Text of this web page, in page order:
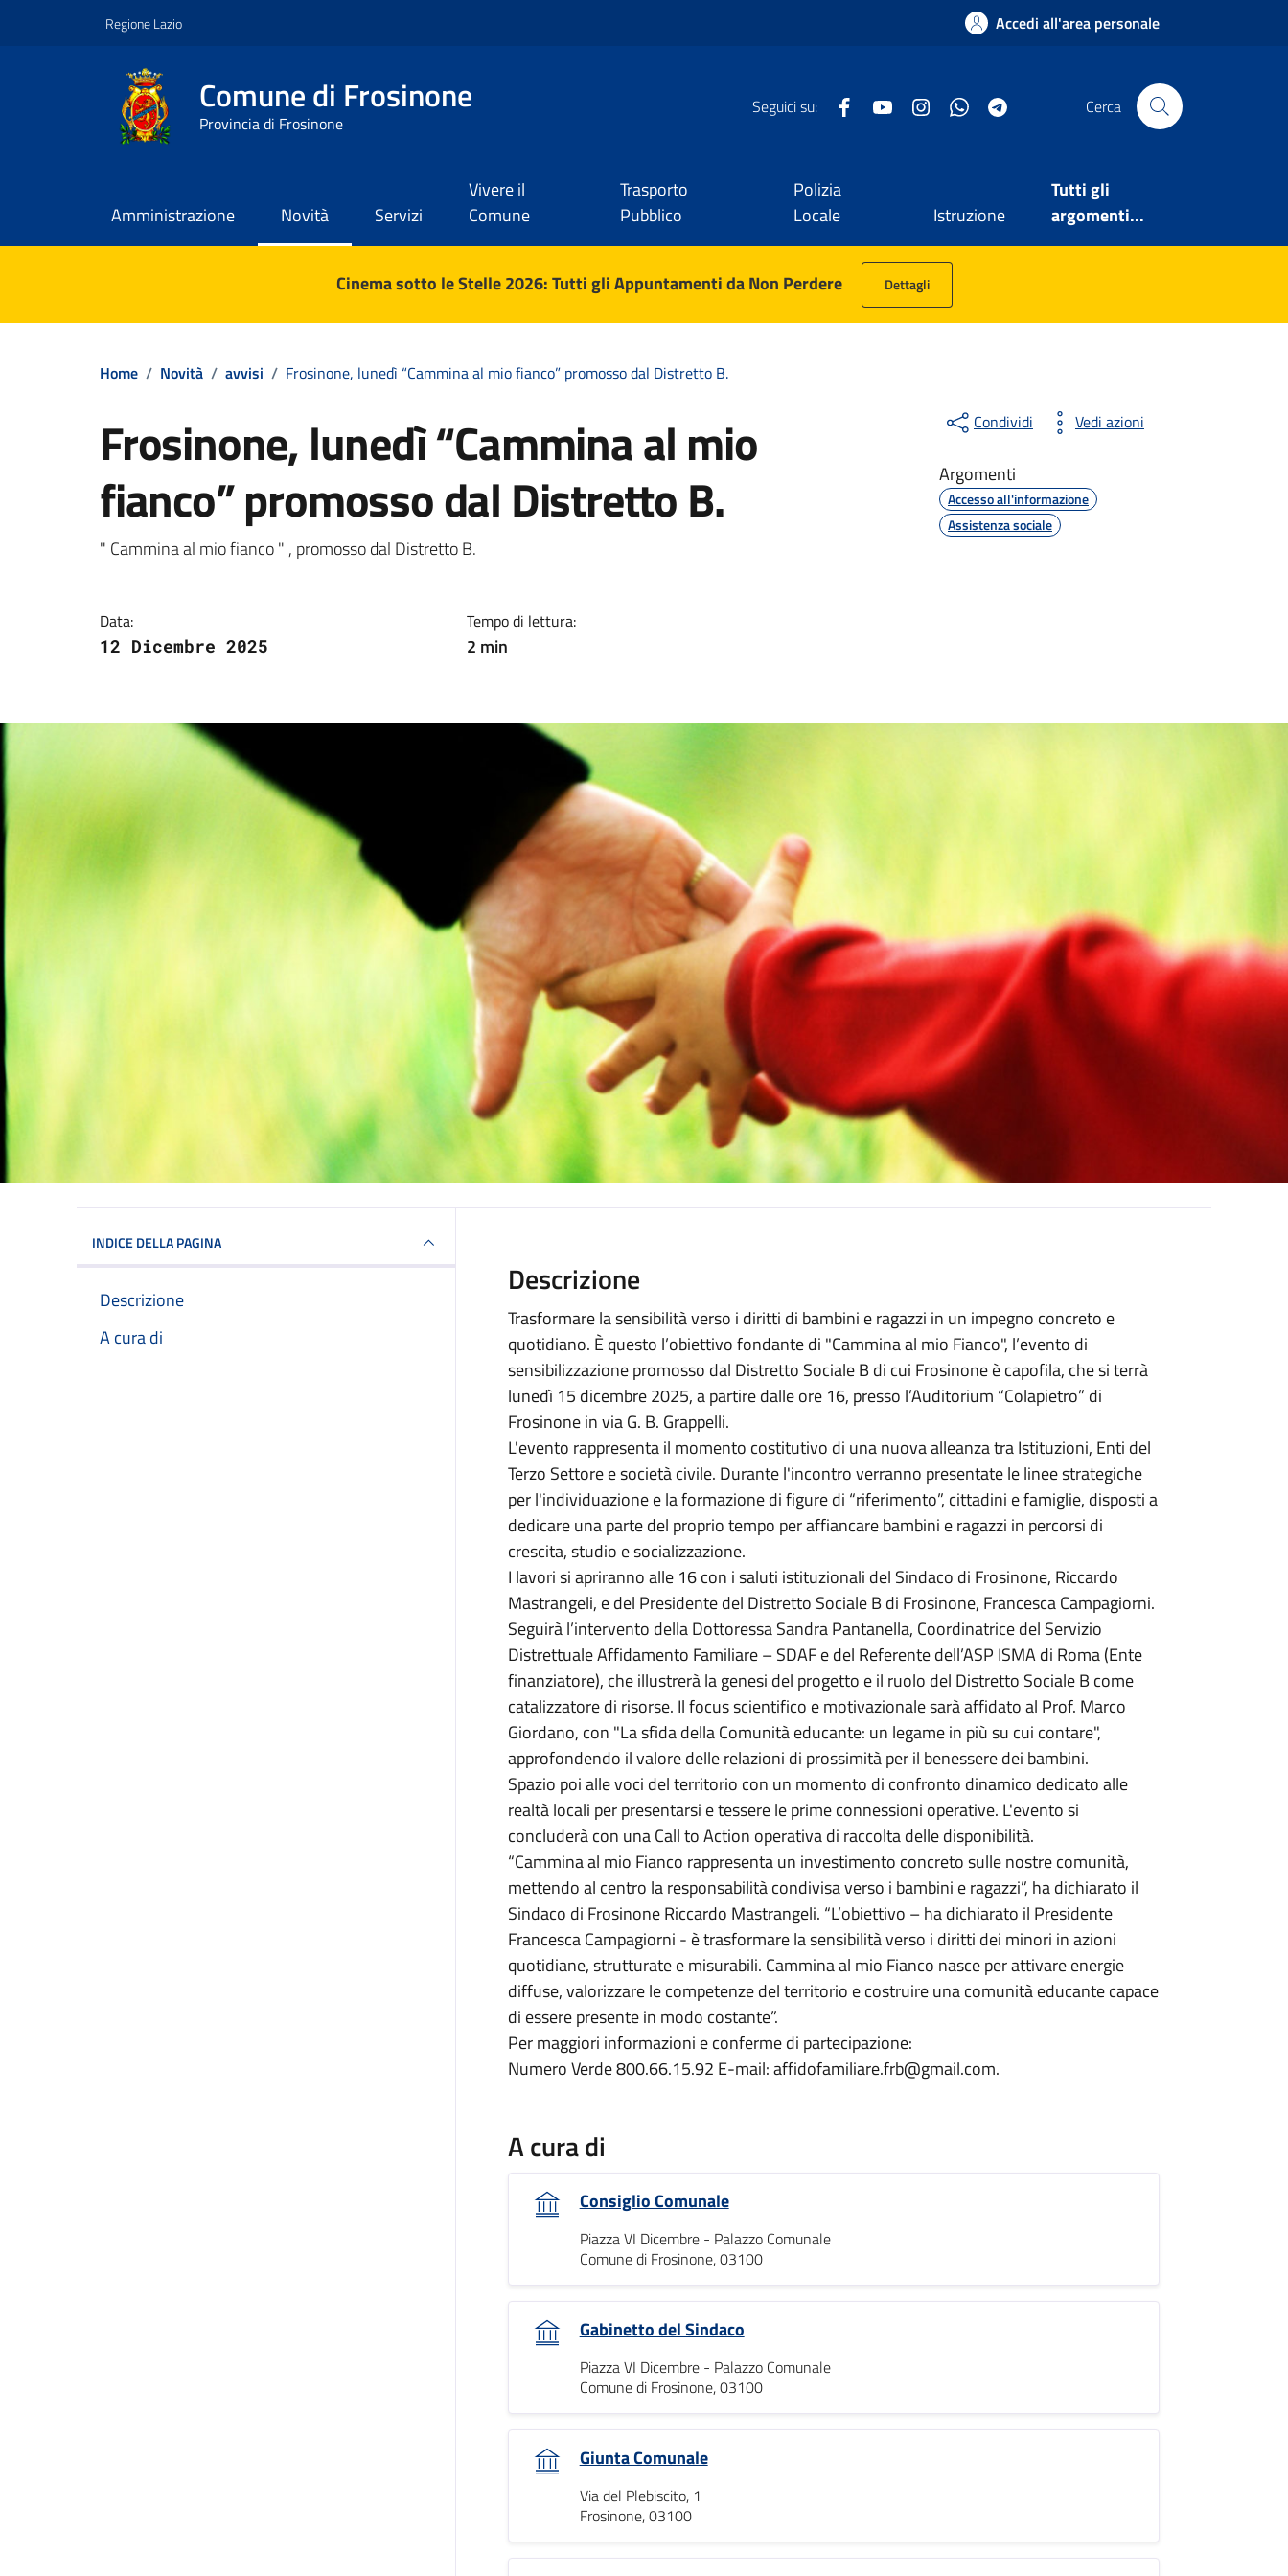
Regione Lazio Accedi all'area personale
Comune di Frosinone
Provincia di Frosinone
Seguici su: FacebookYouTube InstagramWhatsApp Cerca
Amministrazione Novità Servizi
Vivere il
Comune
Trasporto
Pubblico
Polizia
Locale
Istruzione
Tutti gli
argomenti...
Contenuti in evidenzaCinema sotto le Stelle 2026: Tutti gli Appuntamenti da Non Perdere Dettagli
Home / Novità / avvisi / Frosinone, lunedì “Cammina al mio fianco” promosso dal Distretto B.
Frosinone, lunedì “Cammina al mio
fianco” promosso dal Distretto B.
Dettagli della notizia
" Cammina al mio fianco " , promosso dal Distretto B.
Data:
12 Dicembre 2025
Tempo di lettura:
2 min
Condividi Vedi azioni
Argomenti
Accesso all'informazione
Assistenza sociale
INDICE DELLA PAGINA
Descrizione
A cura di
Descrizione
Trasformare la sensibilità verso i diritti di bambini e ragazzi in un impegno concreto e
quotidiano. È questo l’obiettivo fondante di "Cammina al mio Fianco", l’evento di
sensibilizzazione promosso dal Distretto Sociale B di cui Frosinone è capofila, che si terrà
lunedì 15 dicembre 2025, a partire dalle ore 16, presso l’Auditorium “Colapietro” di
Frosinone in via G. B. Grappelli.
L'evento rappresenta il momento costitutivo di una nuova alleanza tra Istituzioni, Enti del
Terzo Settore e società civile. Durante l'incontro verranno presentate le linee strategiche
per l'individuazione e la formazione di figure di “riferimento”, cittadini e famiglie, disposti a
dedicare una parte del proprio tempo per affiancare bambini e ragazzi in percorsi di
crescita, studio e socializzazione.
I lavori si apriranno alle 16 con i saluti istituzionali del Sindaco di Frosinone, Riccardo
Mastrangeli, e del Presidente del Distretto Sociale B di Frosinone, Francesca Campagiorni.
Seguirà l’intervento della Dottoressa Sandra Pantanella, Coordinatrice del Servizio
Distrettuale Affidamento Familiare – SDAF e del Referente dell’ASP ISMA di Roma (Ente
finanziatore), che illustrerà la genesi del progetto e il ruolo del Distretto Sociale B come
catalizzatore di risorse. Il focus scientifico e motivazionale sarà affidato al Prof. Marco
Giordano, con "La sfida della Comunità educante: un legame in più su cui contare",
approfondendo il valore delle relazioni di prossimità per il benessere dei bambini.
Spazio poi alle voci del territorio con un momento di confronto dinamico dedicato alle
realtà locali per presentarsi e tessere le prime connessioni operative. L'evento si
concluderà con una Call to Action operativa di raccolta delle disponibilità.
“Cammina al mio Fianco rappresenta un investimento concreto sulle nostre comunità,
mettendo al centro la responsabilità condivisa verso i bambini e ragazzi”, ha dichiarato il
Sindaco di Frosinone Riccardo Mastrangeli. “L’obiettivo – ha dichiarato il Presidente
Francesca Campagiorni - è trasformare la sensibilità verso i diritti dei minori in azioni
quotidiane, strutturate e misurabili. Cammina al mio Fianco nasce per attivare energie
diffuse, valorizzare le competenze del territorio e costruire una comunità educante capace
di essere presente in modo costante”.
Per maggiori informazioni e conferme di partecipazione:
Numero Verde 800.66.15.92 E-mail: affidofamiliare.frb@gmail.com.
A cura di
Consiglio Comunale
Piazza VI Dicembre - Palazzo Comunale
Comune di Frosinone, 03100
Gabinetto del Sindaco
Piazza VI Dicembre - Palazzo Comunale
Comune di Frosinone, 03100
Giunta Comunale
Via del Plebiscito, 1
Frosinone, 03100